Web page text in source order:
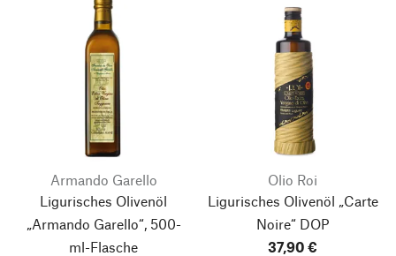
Armando Garello
Ligurisches Olivenöl
„Armando Garello“, 500-
ml-Flasche
Olio Roi
Ligurisches Olivenöl „Carte
Noire“ DOP
37,90 €